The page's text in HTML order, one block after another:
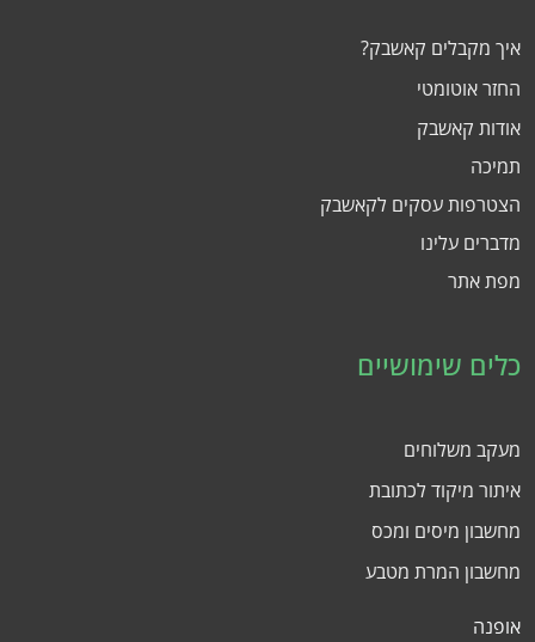
איך מקבלים קאשבק?
החזר אוטומטי
אודות קאשבק
תמיכה
הצטרפות עסקים לקאשבק
מדברים עלינו
מפת אתר
כלים שימושיים
מעקב משלוחים
איתור מיקוד לכתובת
מחשבון מיסים ומכס
מחשבון המרת מטבע
אופנה